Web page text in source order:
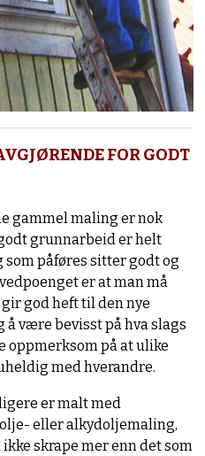
FOR GODT
gammel maling er nok
grunnarbeid er helt
påføres sitter godt og
er at man må
god heft til den nye
å være bevisst på hva slags
oppmerksom på at ulike
med hverandre.
er malt med
eller alkydoljemaling,
skrape mer enn det som